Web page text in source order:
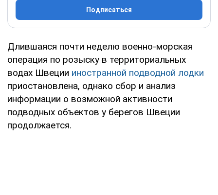
Подписаться
Длившаяся почти неделю военно-морская
операция по розыску в территориальных
водах Швеции иностранной подводной лодки
приостановлена, однако сбор и анализ
информации о возможной активности
подводных объектов у берегов Швеции
продолжается.